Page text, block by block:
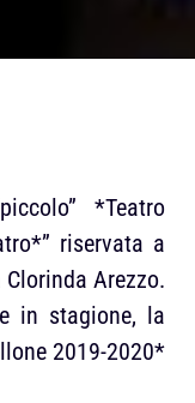
*Teatro
riservata a
Arezzo.
in stagione, la
2019-2020*